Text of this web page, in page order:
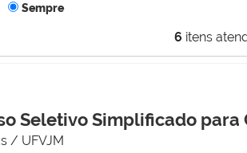
6 itens
Sempre
Seletivo Simplificado
/ UFVJM